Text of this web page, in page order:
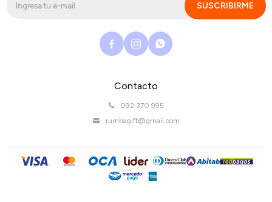
Contacto
092 370 995
rumbagift@gmail.com
SUSCRIBIRME
  